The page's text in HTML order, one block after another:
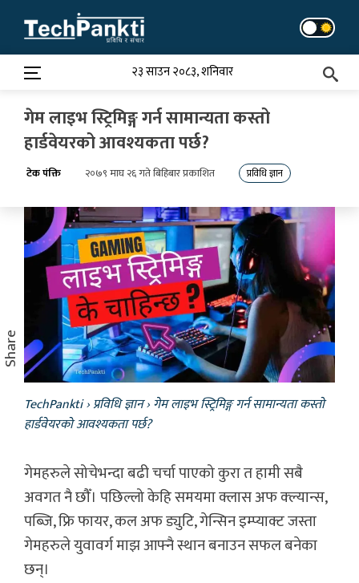
content
२३ साउन २०८३, शनिवार
गेम लाइभ स्ट्रिमिङ्ग गर्न सामान्यता कस्तो
हार्डवेयरको आवश्यकता पर्छ?
टेक पंक्ति २०७९ माघ २६ गते बिहिबार प्रकाशित प्रविधि ज्ञान
TechPankti›प्रविधि ज्ञान›गेम लाइभ स्ट्रिमिङ्ग गर्न सामान्यता कस्तो
हार्डवेयरको आवश्यकता पर्छ?
गेमहरुले सोचेभन्दा बढी चर्चा पाएको कुरा त हामी सबै
अवगत नै छौँ। पछिल्लो केहि समयमा क्लास अफ क्ल्यान्स,
पब्जि, फ्रि फायर, कल अफ ड्युटि, गेन्सिन इम्प्याक्ट जस्ता
गेमहरुले युवावर्ग माझ आफ्नै स्थान बनाउन सफल बनेका
छन्।